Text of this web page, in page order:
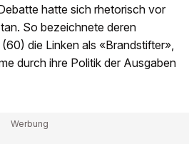
hatte sich rhetorisch vor
So bezeichnete deren
die Linken als «Brandstifter»,
durch ihre Politik der Ausgaben